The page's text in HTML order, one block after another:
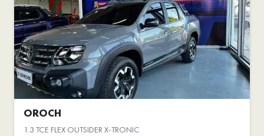
OROCH
1.3 TCE FLEX OUTSIDER X-TRONIC